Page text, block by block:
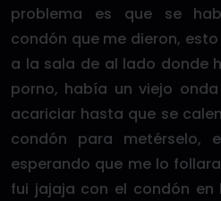
problema es que se
condón que me dieron,
a la sala de al lado donde
porno, había un viejo
acariciar hasta que se
condón para metérselo,
esperando que me lo
fui jajaja con el condón